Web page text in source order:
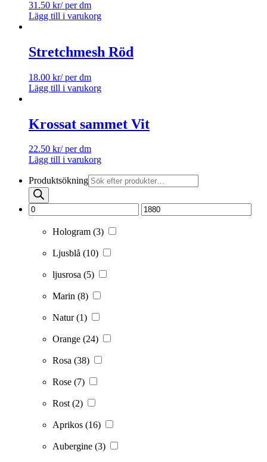
31.50 kr/ per dm
Lägg till i varukorg
Stretchmesh Röd
18.00 kr/ per dm
Lägg till i varukorg
Krossat sammet Vit
22.50 kr/ per dm
Lägg till i varukorg
Produktsökning
Hologram (3)
Ljusblå (10)
ljusrosa (5)
Marin (8)
Natur(1)
Orange (24)
Rosa (38)
Rose (7)
Rost(2)
Aprikos (16)
Aubergine (3)